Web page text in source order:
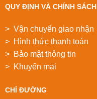
QUY ĐỊNH VÀ CHÍNH SÁCH
> Vận chuyển giao nhận
> Hình thức thanh toán
> Bảo mật thông tin
> Khuyển mại
CHỈ ĐƯỜNG